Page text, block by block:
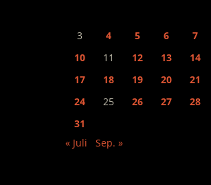
3
4 5 6 7
10
11 12 13 14
17
18 19 20 21
24
25 26 27 28
31
« Juli
Sep. »